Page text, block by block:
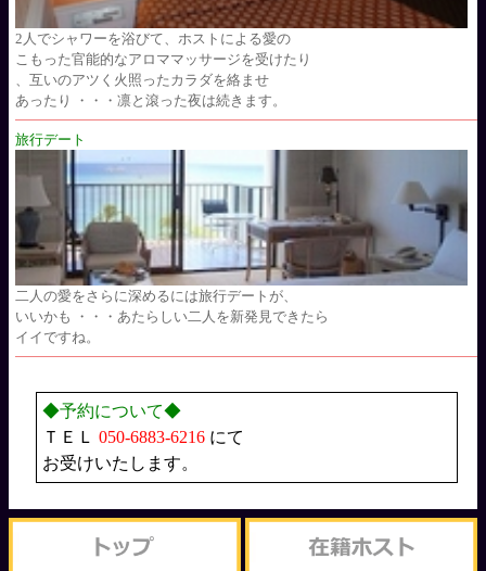
2人でシャワーを浴びて、ホストによる愛の
こもった官能的なアロママッサージを受けたり
、互いのアツく火照ったカラダを絡ませ
あったり ・・・凛と滾った夜は続きます。
旅行デート
二人の愛をさらに深めるには旅行デートが、
いいかも ・・・あたらしい二人を新発見できたら
イイですね。
◆予約について◆
ＴＥＬ 050-6883-6216にて
お受けいたします。